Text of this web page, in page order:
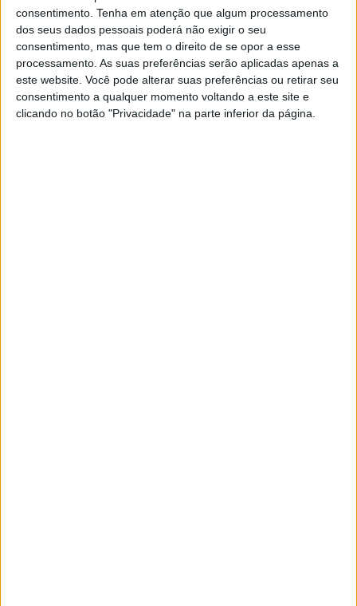
consentimento. Tenha em atenção que algum processamento
dos seus dados pessoais poderá não exigir o seu
consentimento, mas que tem o direito de se opor a esse
processamento. As suas preferências serão aplicadas apenas a
este website. Você pode alterar suas preferências ou retirar seu
consentimento a qualquer momento voltando a este site e
clicando no botão "Privacidade" na parte inferior da página.